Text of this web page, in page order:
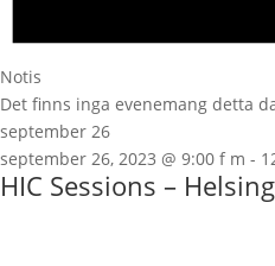
Notis
Det finns inga evenemang detta
september 26
september 26, 2023 @ 9:00 f m -
HIC Sessions –